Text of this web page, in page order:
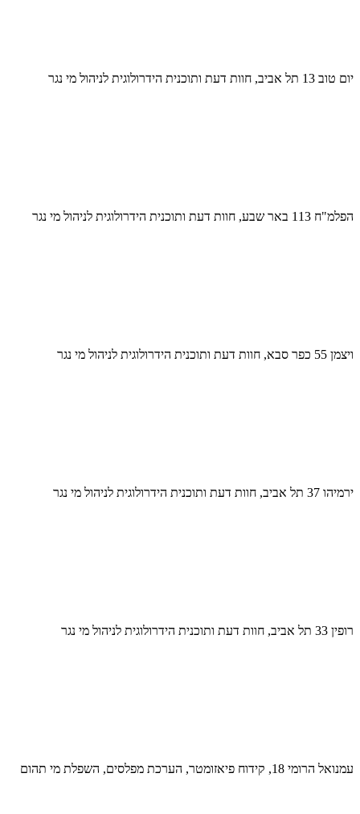
יום טוב 13 תל אביב, חוות דעת ותוכנית הידרולוגית לניהול מי נגר
הפלמ"ח 113 באר שבע, חוות דעת ותוכנית הידרולוגית לניהול מי נגר
ויצמן 55 כפר סבא, חוות דעת ותוכנית הידרולוגית לניהול מי נגר
ירמיהו 37 תל אביב, חוות דעת ותוכנית הידרולוגית לניהול מי נגר
רופין 33 תל אביב, חוות דעת ותוכנית הידרולוגית לניהול מי נגר
עמנואל הרומי 18, קידוח פיאזומטר, הערכת מפלסים, השפלת מי תהום